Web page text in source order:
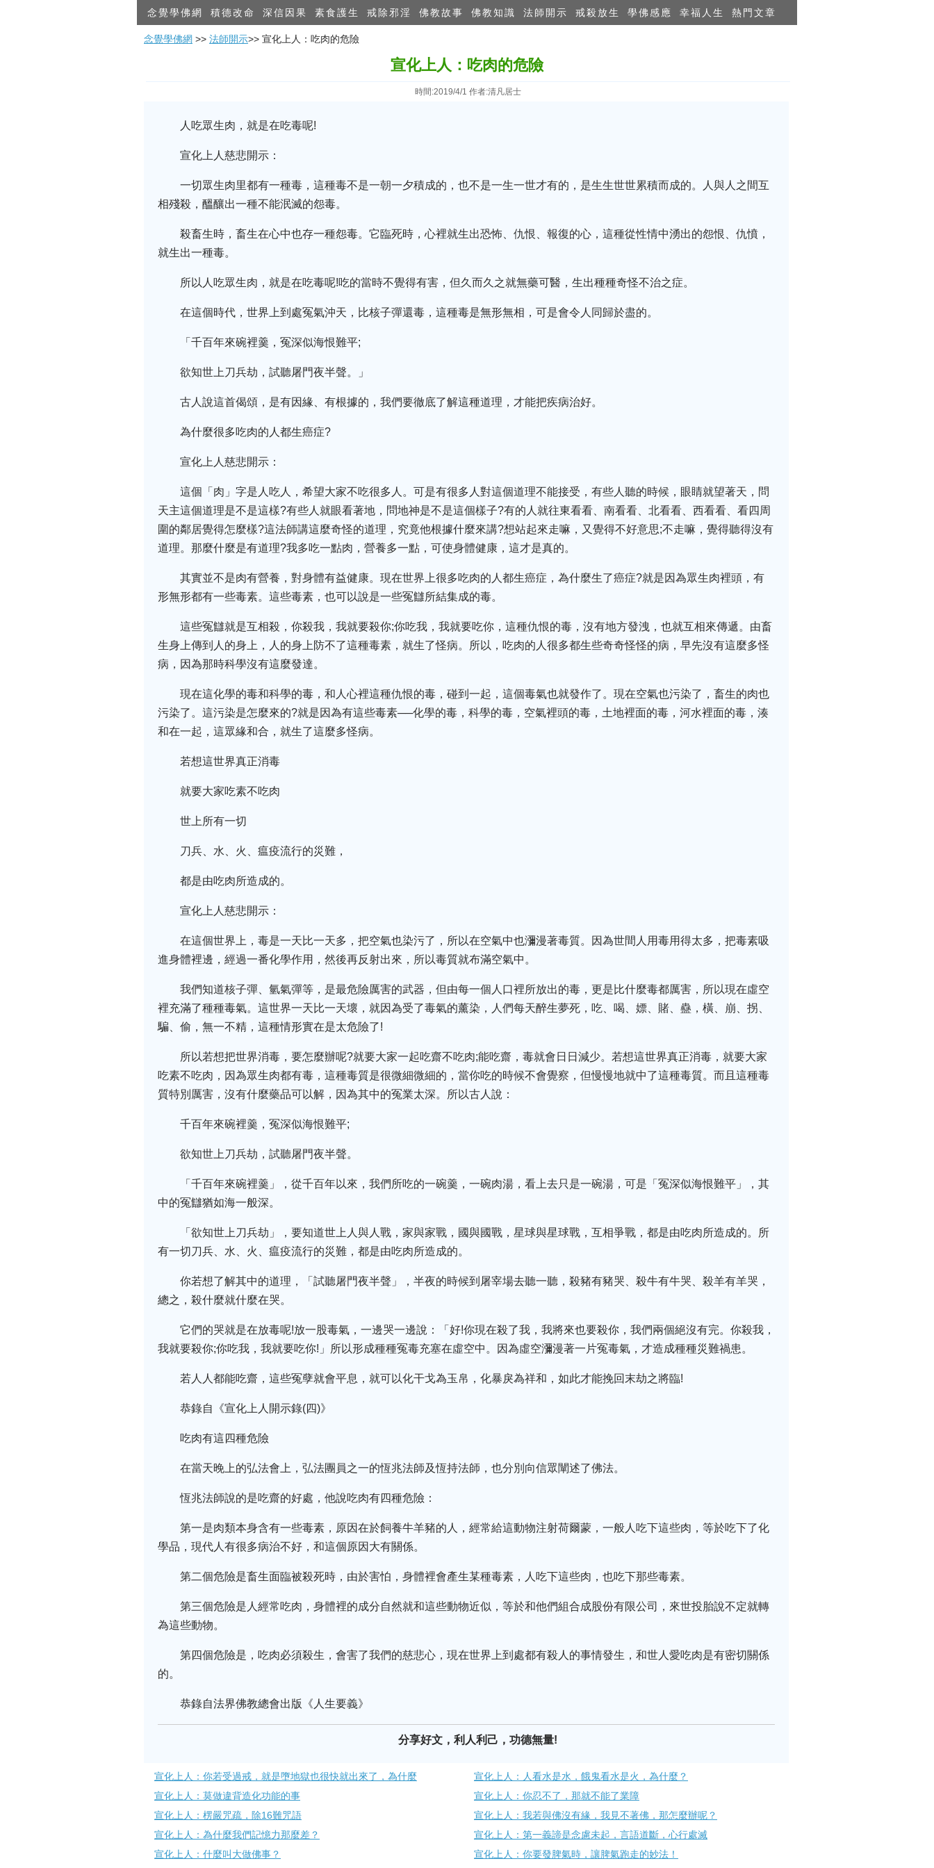
念覺學佛網 積德改命 深信因果 素食護生 戒除邪淫 佛教故事 佛教知識 法師開示 戒殺放生 學佛感應 幸福人生 熱門文章
念覺學佛網 >> 法師開示>> 宣化上人：吃肉的危險
宣化上人：吃肉的危險
時間:2019/4/1 作者:清凡居士
人吃眾生肉，就是在吃毒呢!
宣化上人慈悲開示：
一切眾生肉里都有一種毒，這種毒不是一朝一夕積成的，也不是一生一世才有的，是生生世世累積而成的。人與人之間互
相殘殺，醞釀出一種不能泯滅的怨毒。
殺畜生時，畜生在心中也存一種怨毒。它臨死時，心裡就生出恐怖、仇恨、報復的心，這種從性情中湧出的怨恨、仇憤，
就生出一種毒。
所以人吃眾生肉，就是在吃毒呢!吃的當時不覺得有害，但久而久之就無藥可醫，生出種種奇怪不治之症。
在這個時代，世界上到處冤氣沖天，比核子彈還毒，這種毒是無形無相，可是會令人同歸於盡的。
「千百年來碗裡羹，冤深似海恨難平;
欲知世上刀兵劫，試聽屠門夜半聲。」
古人說這首偈頌，是有因緣、有根據的，我們要徹底了解這種道理，才能把疾病治好。
為什麼很多吃肉的人都生癌症?
宣化上人慈悲開示：
這個「肉」字是人吃人，希望大家不吃很多人。可是有很多人對這個道理不能接受，有些人聽的時候，眼睛就望著天，問
天主這個道理是不是這樣?有些人就眼看著地，問地神是不是這個樣子?有的人就往東看看、南看看、北看看、西看看、看四周
圍的鄰居覺得怎麼樣?這法師講這麼奇怪的道理，究竟他根據什麼來講?想站起來走嘛，又覺得不好意思;不走嘛，覺得聽得沒有
道理。那麼什麼是有道理?我多吃一點肉，營養多一點，可使身體健康，這才是真的。
其實並不是肉有營養，對身體有益健康。現在世界上很多吃肉的人都生癌症，為什麼生了癌症?就是因為眾生肉裡頭，有
形無形都有一些毒素。這些毒素，也可以說是一些冤讎所結集成的毒。
這些冤讎就是互相殺，你殺我，我就要殺你;你吃我，我就要吃你，這種仇恨的毒，沒有地方發洩，也就互相來傳遞。由畜
生身上傳到人的身上，人的身上防不了這種毒素，就生了怪病。所以，吃肉的人很多都生些奇奇怪怪的病，早先沒有這麼多怪
病，因為那時科學沒有這麼發達。
現在這化學的毒和科學的毒，和人心裡這種仇恨的毒，碰到一起，這個毒氣也就發作了。現在空氣也污染了，畜生的肉也
污染了。這污染是怎麼來的?就是因為有這些毒素──化學的毒，科學的毒，空氣裡頭的毒，土地裡面的毒，河水裡面的毒，湊
和在一起，這眾緣和合，就生了這麼多怪病。
若想這世界真正消毒
就要大家吃素不吃肉
世上所有一切
刀兵、水、火、瘟疫流行的災難，
都是由吃肉所造成的。
宣化上人慈悲開示：
在這個世界上，毒是一天比一天多，把空氣也染污了，所以在空氣中也瀰漫著毒質。因為世間人用毒用得太多，把毒素吸
進身體裡邊，經過一番化學作用，然後再反射出來，所以毒質就布滿空氣中。
我們知道核子彈、氫氣彈等，是最危險厲害的武器，但由每一個人口裡所放出的毒，更是比什麼毒都厲害，所以現在虛空
裡充滿了種種毒氣。這世界一天比一天壞，就因為受了毒氣的薰染，人們每天醉生夢死，吃、喝、嫖、賭、蠱，橫、崩、拐、
騙、偷，無一不精，這種情形實在是太危險了!
所以若想把世界消毒，要怎麼辦呢?就要大家一起吃齋不吃肉;能吃齋，毒就會日日減少。若想這世界真正消毒，就要大家
吃素不吃肉，因為眾生肉都有毒，這種毒質是很微細微細的，當你吃的時候不會覺察，但慢慢地就中了這種毒質。而且這種毒
質特別厲害，沒有什麼藥品可以解，因為其中的冤業太深。所以古人說：
千百年來碗裡羹，冤深似海恨難平;
欲知世上刀兵劫，試聽屠門夜半聲。
「千百年來碗裡羹」，從千百年以來，我們所吃的一碗羹，一碗肉湯，看上去只是一碗湯，可是「冤深似海恨難平」，其
中的冤讎猶如海一般深。
「欲知世上刀兵劫」，要知道世上人與人戰，家與家戰，國與國戰，星球與星球戰，互相爭戰，都是由吃肉所造成的。所
有一切刀兵、水、火、瘟疫流行的災難，都是由吃肉所造成的。
你若想了解其中的道理，「試聽屠門夜半聲」，半夜的時候到屠宰場去聽一聽，殺豬有豬哭、殺牛有牛哭、殺羊有羊哭，
總之，殺什麼就什麼在哭。
它們的哭就是在放毒呢!放一股毒氣，一邊哭一邊說：「好!你現在殺了我，我將來也要殺你，我們兩個絕沒有完。你殺我，
我就要殺你;你吃我，我就要吃你!」所以形成種種冤毒充塞在虛空中。因為虛空瀰漫著一片冤毒氣，才造成種種災難禍患。
若人人都能吃齋，這些冤孽就會平息，就可以化干戈為玉帛，化暴戾為祥和，如此才能挽回末劫之將臨!
恭錄自《宣化上人開示錄(四)》
吃肉有這四種危險
在當天晚上的弘法會上，弘法團員之一的恆兆法師及恆持法師，也分別向信眾闡述了佛法。
恆兆法師說的是吃齋的好處，他說吃肉有四種危險：
第一是肉類本身含有一些毒素，原因在於飼養牛羊豬的人，經常給這動物注射荷爾蒙，一般人吃下這些肉，等於吃下了化
學品，現代人有很多病治不好，和這個原因大有關係。
第二個危險是畜生面臨被殺死時，由於害怕，身體裡會產生某種毒素，人吃下這些肉，也吃下那些毒素。
第三個危險是人經常吃肉，身體裡的成分自然就和這些動物近似，等於和他們組合成股份有限公司，來世投胎說不定就轉
為這些動物。
第四個危險是，吃肉必須殺生，會害了我們的慈悲心，現在世界上到處都有殺人的事情發生，和世人愛吃肉是有密切關係
的。
恭錄自法界佛教總會出版《人生要義》
分享好文，利人利己，功德無量!
宣化上人：你若受過戒，就是墮地獄也很快就出來了，為什麼
宣化上人：人看水是水，餓鬼看水是火，為什麼？
宣化上人：莫做違背造化功能的事
宣化上人：你忍不了，那就不能了業障
宣化上人：楞嚴咒疏，除16難咒語
宣化上人：我若與佛沒有緣，我見不著佛，那怎麼辦呢？
宣化上人：為什麼我們記憶力那麼差？
宣化上人：第一義諦是念慮未起，言語道斷，心行處滅
宣化上人：什麼叫大做佛事？
宣化上人：你要發脾氣時，讓脾氣跑走的妙法！